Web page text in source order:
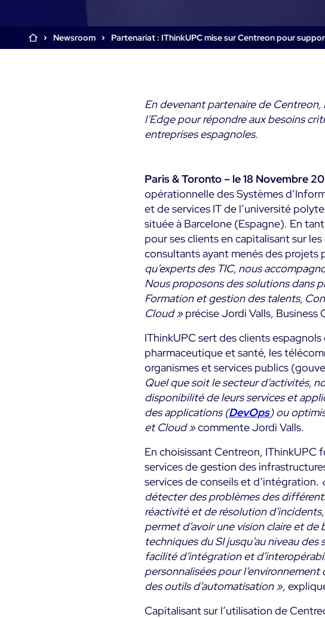
Produit
Découvrez le produit
Commencez votre essai
maintenant
Produit
Découvrez le produit
Commencez votre essai
maintenant
Essai gratuit Centreon
Infra Monitoring
The Watch
Newsroom Partenariat : IThinkUPC mise sur Centreon pour
En devenant partenaire de
l’Edge pour répondre aux besoins
entreprises espagnoles.
Paris & Toronto – le 18 Novembre
opérationnelle des Systèmes
et de services IT de l’université
située à Barcelone (Espagne). En
pour ses clients en capitalisant sur
consultants ayant menés des projets
qu’experts des TIC, nous
Nous proposons des solutions dans
Formation et gestion des talents,
Cloud »précise Jordi Valls, Business
IThinkUPC sert des clients
pharmaceutique et santé, les
organismes et services publics
Quel que soit le secteur d’activités,
disponibilité de leurs services et
des applications (DevOps) ou
et Cloud »commente Jordi Valls.
En choisissant Centreon, IThinkUPC
services de gestion des
services de conseils et d’intégration.
détecter des problèmes des
réactivité et de résolution
permet d’avoir une vision claire et
techniques du SI jusqu’au niveau
facilité d’intégration et
personnalisées pour l’environnement
des outils d’automatisation »,
Capitalisant sur l’utilisation de